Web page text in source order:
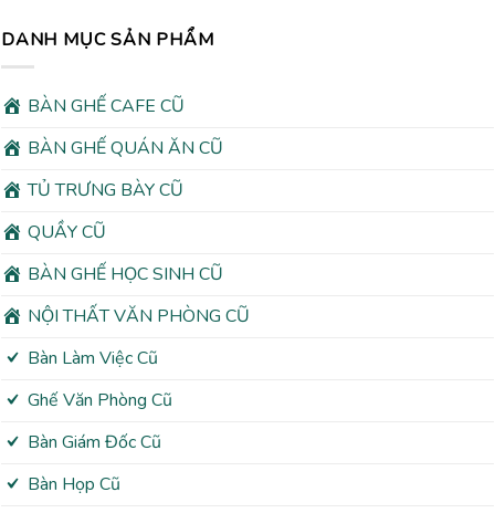
DANH MỤC SẢN PHẨM
BÀN GHẾ CAFE CŨ
BÀN GHẾ QUÁN ĂN CŨ
TỦ TRƯNG BÀY CŨ
QUẦY CŨ
BÀN GHẾ HỌC SINH CŨ
NỘI THẤT VĂN PHÒNG CŨ
Bàn Làm Việc Cũ
Ghế Văn Phòng Cũ
Bàn Giám Đốc Cũ
Bàn Họp Cũ